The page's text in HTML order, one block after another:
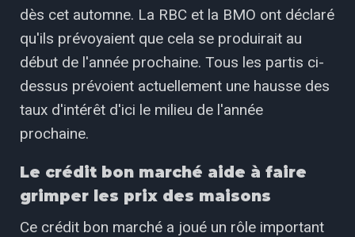
dès cet automne. La RBC et la BMO ont déclaré
qu'ils prévoyaient que cela se produirait au
début de l'année prochaine. Tous les partis ci-
dessus prévoient actuellement une hausse des
taux d'intérêt d'ici le milieu de l'année
prochaine.
Le crédit bon marché aide à faire
grimper les prix des maisons
Ce crédit bon marché a joué un rôle important